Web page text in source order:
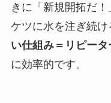
きに「新規開拓だ
ケツに水を注ぎ続け
い仕組み＝リピータ
に効率的です。